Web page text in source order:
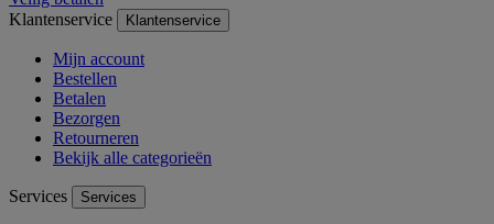
Klantenservice
Klantenservice
Mijn account
Bestellen
Betalen
Bezorgen
Retourneren
Bekijk alle categorieën
Services Services